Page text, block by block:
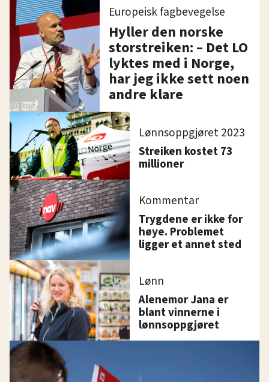
Europeisk fagbevegelse
Hyller den norske
storstreiken: – Det LO
lyktes med i Norge,
har jeg ikke sett noen
andre klare
Lønnsoppgjøret 2023
Streiken kostet 73
millioner
Kommentar
Trygdene er ikke for
høye. Problemet
ligger et annet sted
Lønn
Alenemor Jana er
blant vinnerne i
lønnsoppgjøret